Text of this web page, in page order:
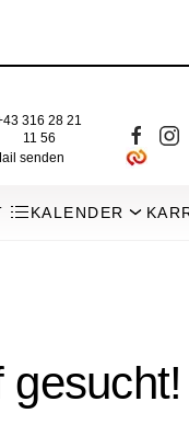
316 28 21
11 56
senden
KALENDER